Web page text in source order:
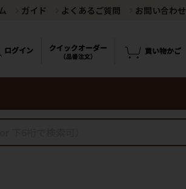
ガイド よくあるご質問 お問い合わせ